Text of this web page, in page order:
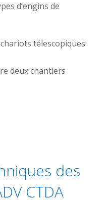
d’engins de
télescopiques
deux chantiers
des
CTDA